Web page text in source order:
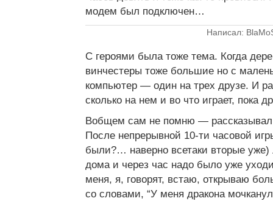
модем был подключен…
Написал:
С героями была тоже тема. Когда
винчестеры тоже большие но с
компьютер — один на трех друзе. И
сколько на нем и во что играет, пока
Вобщем сам не помню —
После непрерывной 10-ти часовой
были?… наверно всетаки вторые уже)
дома и через час надо было уже
меня, я, говорят, встаю, открываю
со словами, “У меня дракона